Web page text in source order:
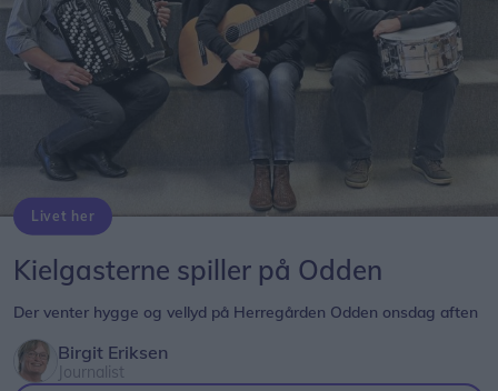
Livet her
Kielgasterne spiller på Odden
Der venter hygge og vellyd på Herregården Odden onsdag aften
Birgit Eriksen
Journalist